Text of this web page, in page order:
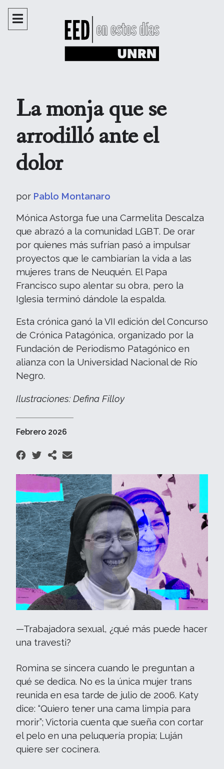
La monja que se
arrodilló ante el
dolor
por Pablo Montanaro
Mónica Astorga fue una Carmelita Descalza
que abrazó a la comunidad LGBT. De orar
por quienes más sufrían pasó a impulsar
proyectos que le cambiarían la vida a las
mujeres trans de Neuquén. El Papa
Francisco supo alentar su obra, pero la
Iglesia terminó dándole la espalda.
Esta crónica ganó la VII edición del Concurso
de Crónica Patagónica, organizado por la
Fundación de Periodismo Patagónico en
alianza con la Universidad Nacional de Río
Negro.
Ilustraciones: Defina Filloy
Febrero 2026
—Trabajadora sexual, ¿qué más puede hacer
una travesti?
Romina se sincera cuando le preguntan a
qué se dedica. No es la única mujer trans
reunida en esa tarde de julio de 2006. Katy
dice: “Quiero tener una cama limpia para
morir”; Victoria cuenta que sueña con cortar
el pelo en una peluquería propia; Luján
quiere ser cocinera.